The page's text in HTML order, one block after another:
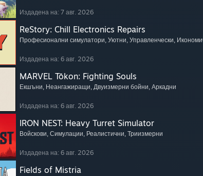
Издадена на: 7 авг. 2026
ReStory: Chill Electronics Repairs
Професионални симулатори, Уютни, Управленчески,
Издадена на: 6 авг. 2026
MARVEL Tōkon: Fighting Souls
Екшъни, Неангажиращи, Двуизмерни бойни, Аркадни
Издадена на: 6 авг. 2026
IRON NEST: Heavy Turret Simulator
Войскови, Симулации, Реалистични, Триизмерни
Издадена на: 6 авг. 2026
Fields of Mistria